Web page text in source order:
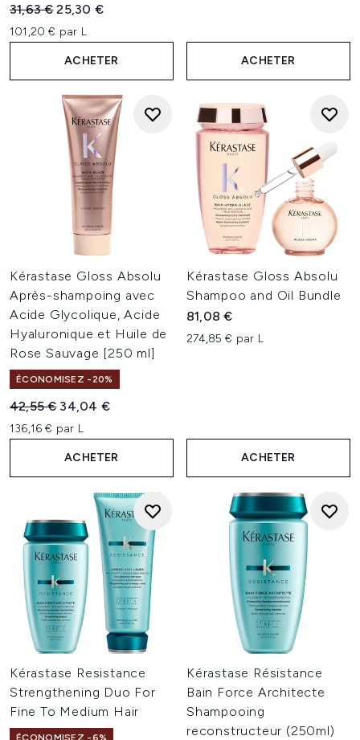
Prix de vente :
31,63 €Prix ​​actuel :
25,30 €
101,20 € par L
ACHETER ACHETER
Kérastase Gloss Absolu
Après-shampoing avec
Acide Glycolique, Acide
Hyaluronique et Huile de
Rose Sauvage [250 ml]
ÉCONOMISEZ -20%
Prix de vente :
42,55 € Prix ​​actuel :
34,04 €
136,16 € par L
ACHETER
Kérastase Gloss Absolu
Shampoo and Oil Bundle
81,08 €
274,85 € par L
ACHETER
Kérastase Resistance
Strengthening Duo For
Fine To Medium Hair
ÉCONOMISEZ -6%
Kérastase Résistance
Bain Force Architecte
Shampooing
reconstructeur (250ml)